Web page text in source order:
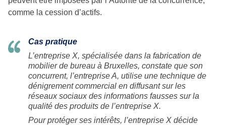
comme la cession d’actifs.
Cas pratique
L’entreprise X, spécialisée dans la fabrication de
mobilier de bureau à Bruxelles, constate que son
concurrent, l’entreprise A, utilise une technique de
dénigrement commercial en diffusant sur les
réseaux sociaux des informations fausses sur la
qualité des produits de l’entreprise X.
Pour protéger ses intérêts, l’entreprise X décide